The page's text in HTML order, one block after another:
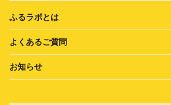
ふるラボとは
よくあるご質問
お知らせ